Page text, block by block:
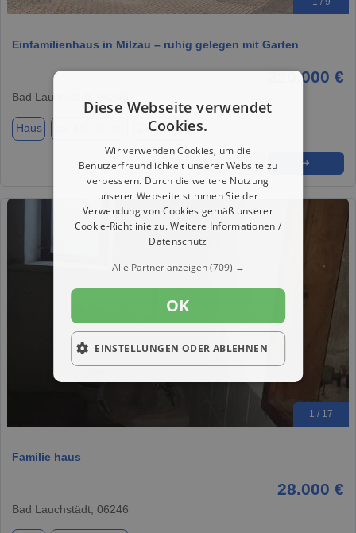
Einfamilienhaus in Milzau – ruhig gelegen mit Garten
220.000 €
Bad Lauchstädt, 06246
Haus Zimmer 5
★ ➦ ➜
1 / 17
Familie haus
28.000 €
Bad Lauchstädt, 06246
Diese Webseite verwendet
Cookies.
Wir verwenden Cookies, um die
Benutzerfreundlichkeit unserer Website zu
verbessern. Durch die weitere Nutzung
unserer Webseite stimmen Sie der
Verwendung von Cookies gemäß unserer
Cookie-Richtlinie zu.Weitere Informationen /
Datenschutz
Alle Partner anzeigen(709) →
OK
EINSTELLUNGEN ODER ABLEHNEN